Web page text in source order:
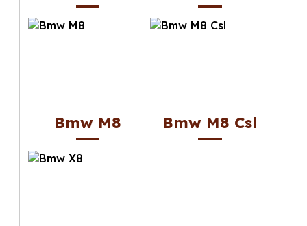
Bmw M8 Bmw M8 Csl